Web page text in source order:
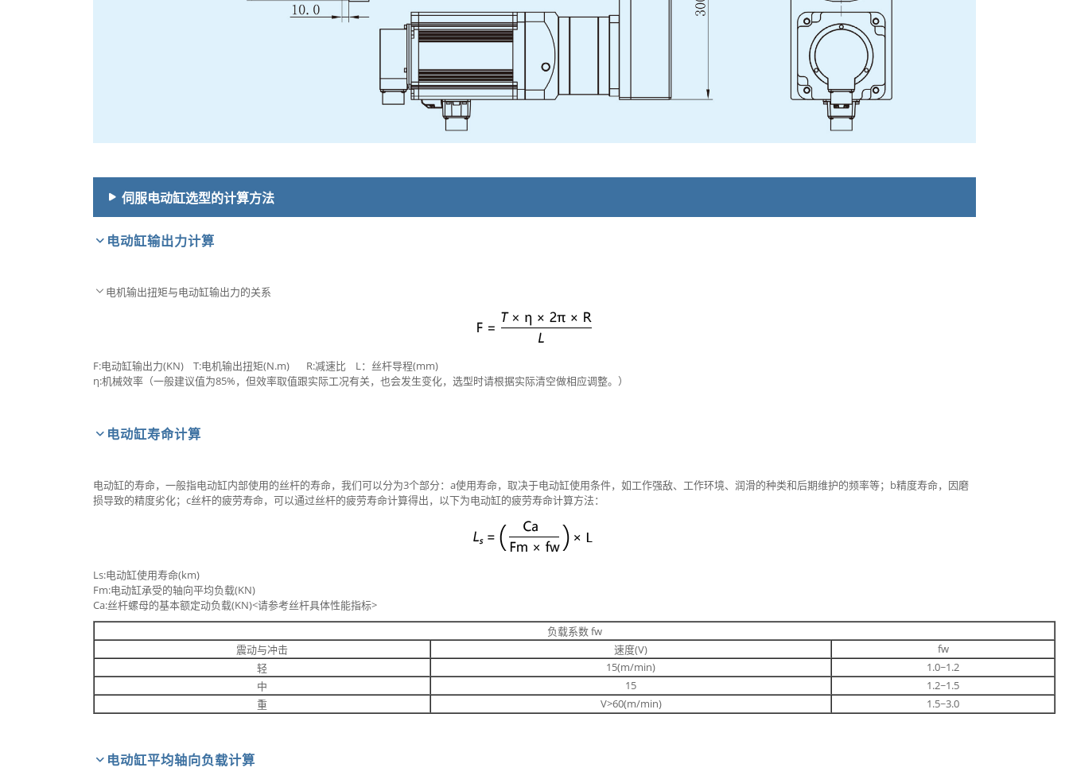
伺服电动缸选型的计算方法
电动缸输出力计算
电机输出扭矩与电动缸输出力的关系
F:电动缸输出力(KN) T:电机输出扭矩(N.m) R:减速比 L：丝杆导程(mm)
η:机械效率（一般建议值为85%，但效率取值跟实际工况有关，也会发生变化，选型时请根据实际清空做相应调整。）
电动缸寿命计算
电动缸的寿命，一般指电动缸内部使用的丝杆的寿命，我们可以分为3个部分：a使用寿命，取决于电动缸使用条件，如工作强敌、工作环境、润滑的种类和后期维护的频率等；b精度寿命，因磨
损导致的精度劣化；c丝杆的疲劳寿命，可以通过丝杆的疲劳寿命计算得出，以下为电动缸的疲劳寿命计算方法：
Ls:电动缸使用寿命(km)
Fm:电动缸承受的轴向平均负载(KN)
Ca:丝杆螺母的基本额定动负载(KN)<请参考丝杆具体性能指标>
负载系数 fw
震动与冲击
速度(V)
fw
轻
15(m/min)
1.0~1.2
中
15
1.2~1.5
重
V>60(m/min) 1.5~3.0
电动缸平均轴向负载计算